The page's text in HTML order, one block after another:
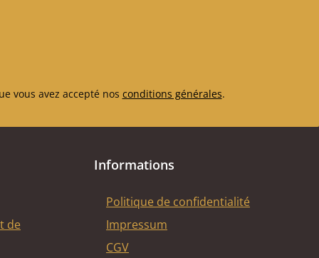
vous avez accepté nos conditions générales.
de
Informations
Politique de confidentialité
Impressum
CGV